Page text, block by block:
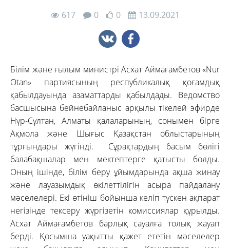
617 0 0 13.09.2021
Білім және ғылым министрі Асхат Аймағамбетов «Nur
Otan» партиясының республикалық қоғамдық
қабылдауында азаматтарды қабылдады. Ведомство
басшысына бейнебайланыс арқылы тікелей эфирде
Нұр-Сұлтан, Алматы қалаларының, сонымен бірге
Ақмола және Шығыс Қазақстан облыстарының
тұрғындары жүгінді. Сұрақтардың басым бөлігі
балабақшалар мен мектептерге қатысты болды.
Оның ішінде, білім беру ұйымдарында ақша жинау
және лауазымдық өкілеттілігін асыра пайдалану
мәселелері. Екі өтініш бойынша келіп түскен ақпарат
негізінде тексеру жүргізетін комиссиялар құрылды.
Асхат Аймағамбетов барлық сауалға толық жауап
берді. Қосымша уақытты қажет ететін мәселелер